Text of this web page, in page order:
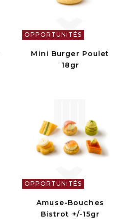
OPPORTUNITÉS
Mini Burger Poulet
18gr
OPPORTUNITÉS
Amuse-Bouches
Bistrot +/-15gr